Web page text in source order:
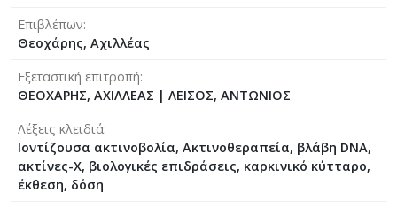
Επιβλέπων
Θεοχάρης, Αχιλλέας
Εξεταστική επιτροπή
ΘΕΟΧΑΡΗΣ, ΑΧΙΛΛΕΑΣ | ΛΕΙΣΟΣ, ΑΝΤΩΝΙΟΣ
Λέξεις κλειδιά
Ιοντίζουσα ακτινοβολία, Ακτινοθεραπεία, βλάβη DNA,
ακτίνες-Χ, βιολογικές επιδράσεις, καρκινικό κύτταρο,
έκθεση, δόση